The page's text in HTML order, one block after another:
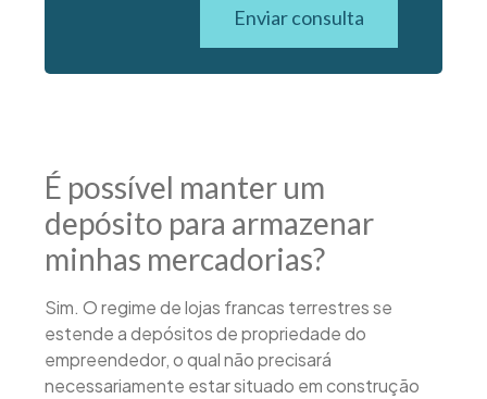
Enviar consulta
É possível manter um
depósito para armazenar
minhas mercadorias?
Sim. O regime de lojas francas terrestres se
estende a depósitos de propriedade do
empreendedor, o qual não precisará
necessariamente estar situado em construção